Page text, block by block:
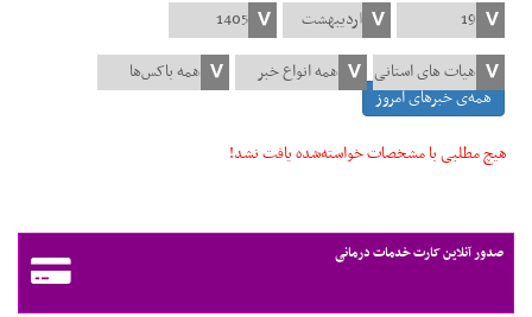
همه‌ی خبرهای امروز
هیچ مطلبی با مشخصات خواسته‌شده یافت نشد!
صدور آنلاین کارت خدمات درمانی